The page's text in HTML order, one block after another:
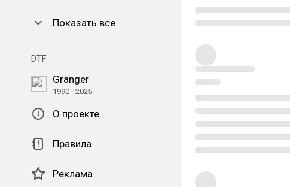
Показать все
DTF
Granger
1990 - 2025
О проекте
Правила
Реклама